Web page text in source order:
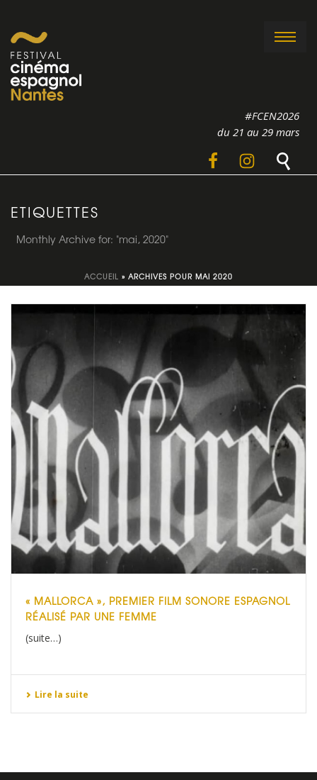
#FCEN2026
du 21 au 29 mars
ETIQUETTES
Monthly Archive for: "mai, 2020"
ACCUEIL » ARCHIVES POUR MAI 2020
« MALLORCA », PREMIER FILM SONORE ESPAGNOL
RÉALISÉ PAR UNE FEMME
(suite…)
Lire la suite